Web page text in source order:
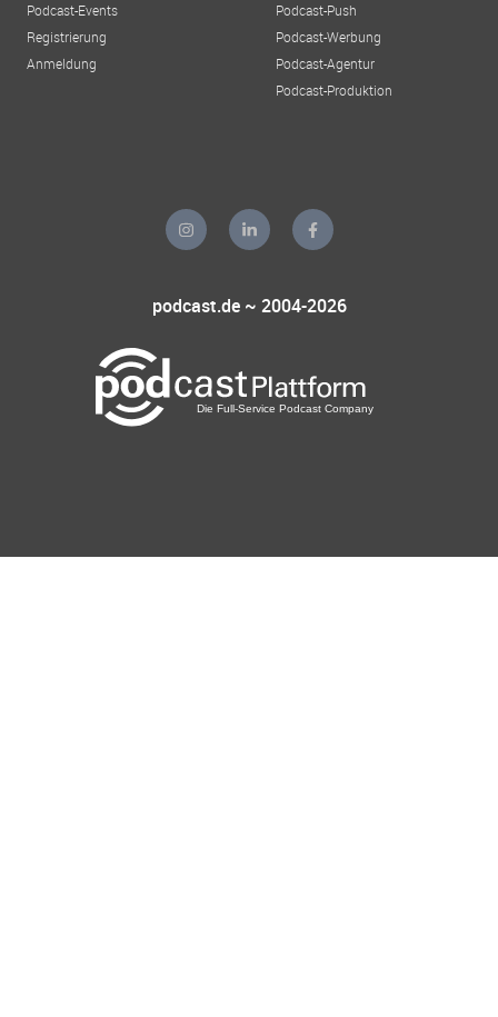
Podcast-Events
Registrierung
Anmeldung
Podcast-Push
Podcast-Werbung
Podcast-Agentur
Podcast-Produktion
podcast.de ~ 2004-2026